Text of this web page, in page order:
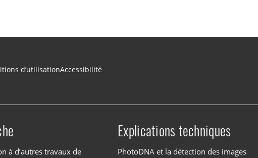
d’utilisationAccessibilité
à d’autres travaux de
Explications techniques
PhotoDNA et la détection des images